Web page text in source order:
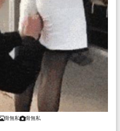
骨無私 骨無私